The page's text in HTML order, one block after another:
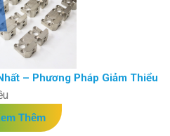
– Phương Pháp Giảm Thiểu
Thêm